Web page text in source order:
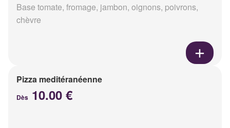
Base tomate, fromage, jambon, oignons, poivrons,
chèvre
Pizza meditéranéenne
Dès 10.00 €